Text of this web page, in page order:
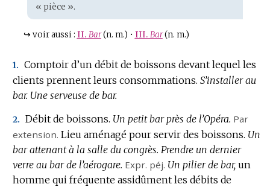
« pièce ».
↪ voir aussi : II. Bar (n. m.) • III. Bar (n. m.)
1. Comptoir d’un débit de boissons devant lequel les
clients prennent leurs consommations. S’installer au
bar. Une serveuse de bar.
2. Débit de boissons. Un petit bar près de l’Opéra. Par
extension. Lieu aménagé pour servir des boissons. Un
bar attenant à la salle du congrès. Prendre un dernier
verre au bar de l’aérogare. Expr. péj. Un pilier de bar, un
homme qui fréquente assidûment les débits de